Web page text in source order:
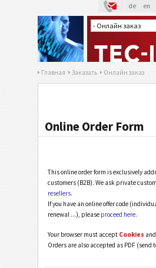
de en
Главная Заказать Онлайн заказ
Online Order Form
This online order form is exclusively
customers (B2B). We ask private
resellers.
If you have an online offer code
renewal ...), please proceed here.
Your browser must accept Cookies
Orders are also accepted as PDF (send